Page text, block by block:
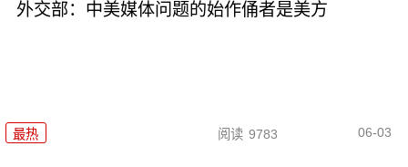
外交部：中美媒体问题的始作俑者是美方
最热 阅读 9783 06-03